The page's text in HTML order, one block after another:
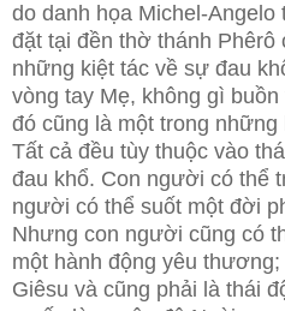
do danh họa Michel-
đặt tại đền thờ thánh Phêrô
những kiệt tác về sự đau
vòng tay Mẹ, không gì
đó cũng là một trong
Tất cả đều tùy thuộc vào
đau khổ. Con người có thể
người có thể suốt một đời
Nhưng con người cũng có
một hành động yêu
Giêsu và cũng phải là thái